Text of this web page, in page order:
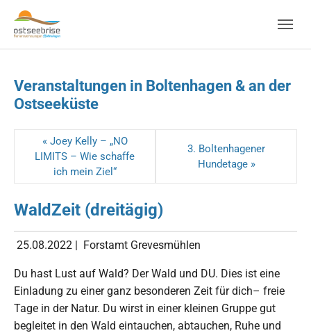
Skip to main navigation
Zum Hauptinhalt springen
Skip to page footer
Veranstaltungen in Boltenhagen & an der
Ostseeküste
« Joey Kelly – „NO
LIMITS – Wie schaffe
ich mein Ziel“
3. Boltenhagener
Hundetage »
WaldZeit (dreitägig)
25.08.2022 | Forstamt Grevesmühlen
Du hast Lust auf Wald? Der Wald und DU. Dies ist eine
Einladung zu einer ganz besonderen Zeit für dich– freie
Tage in der Natur. Du wirst in einer kleinen Gruppe gut
begleitet in den Wald eintauchen, abtauchen, Ruhe und